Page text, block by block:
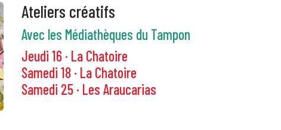
Ateliers créatifs
Avec les Médiathèques du Tampon
Jeudi 16 · La Chatoire
Samedi 18 · La Chatoire
Samedi 25 · Les Araucarias